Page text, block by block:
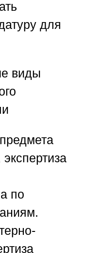
для
виды
по